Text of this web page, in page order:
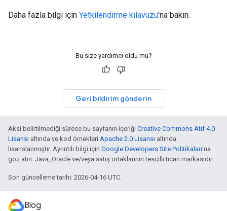
Daha fazla bilgi için Yetkilendirme kılavuzu'na bakın.
Bu size yardımcı oldu mu?
Geri bildirim gönderin
Aksi belirtilmediği sürece bu sayfanın içeriği Creative Commons Atıf 4.0
Lisansı altında ve kod örnekleri Apache 2.0 Lisansı altında
lisanslanmıştır. Ayrıntılı bilgi için Google Developers Site Politikaları'na
göz atın. Java, Oracle ve/veya satış ortaklarının tescilli ticari markasıdır.
Son güncelleme tarihi: 2026-04-16 UTC.
Blog